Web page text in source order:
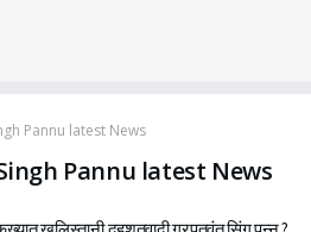
Pannu latest News
Pannu latest News